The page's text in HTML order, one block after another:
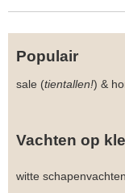
Populair
sale (tientallen!) &
Vachten op
witte schapenvachten